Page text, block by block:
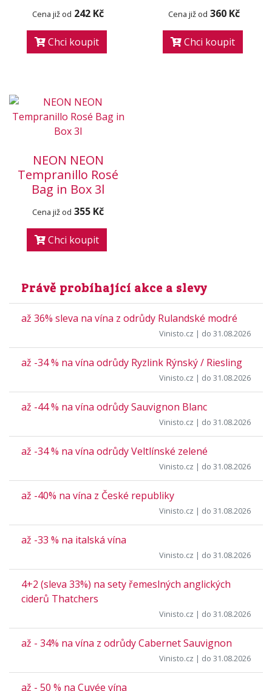
Cena již od 242 Kč
Chci koupit
Cena již od 360 Kč
Chci koupit
NEON NEON
Tempranillo Rosé
Bag in Box 3l
Cena již od 355 Kč
Chci koupit
Právě probíhající akce a slevy
až 36% sleva na vína z odrůdy Rulandské modré
Vinisto.cz | do 31.08.2026
až -34 % na vína odrůdy Ryzlink Rýnský / Riesling
Vinisto.cz | do 31.08.2026
až -44 % na vína odrůdy Sauvignon Blanc
Vinisto.cz | do 31.08.2026
až -34 % na vína odrůdy Veltlínské zelené
Vinisto.cz | do 31.08.2026
až -40% na vína z České republiky
Vinisto.cz | do 31.08.2026
až -33 % na italská vína
Vinisto.cz | do 31.08.2026
4+2 (sleva 33%) na sety řemeslných anglických
ciderů Thatchers
Vinisto.cz | do 31.08.2026
až - 34% na vína z odrůdy Cabernet Sauvignon
Vinisto.cz | do 31.08.2026
až - 50 % na Cuvée vína